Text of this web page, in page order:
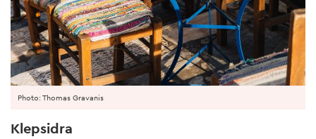
Photo: Thomas Gravanis
Klepsidra